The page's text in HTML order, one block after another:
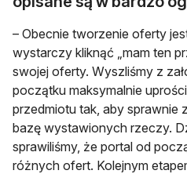
– Obecnie tworzenie oferty
wystarczy kliknąć „mam ten
swojej oferty. Wyszliśmy z
początku maksymalnie
przedmiotu tak, aby sprawnie
bazę wystawionych rzeczy.
sprawiliśmy, że portal od
różnych ofert. Kolejnym